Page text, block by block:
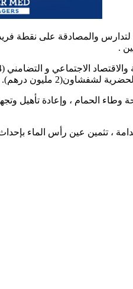
والمصادقة على نقطة
.
مليون درهم).
وطاء الحمام ، وإعادة تأهيل
، تثمين عين رأس الماء